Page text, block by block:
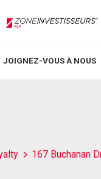
JOIGNEZ-VOUS À NOUS
167 Buchanan